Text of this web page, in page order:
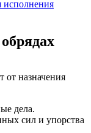
исполнения
от назначения
дела.
сил и упорства